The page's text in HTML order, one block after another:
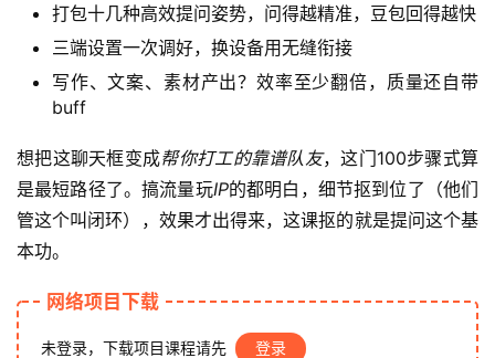
中
冒
泡
打包十几种高效提问姿势，问得越精准，豆包回得越快
三端设置一次调好，换设备用无缝衔接
写作、文案、素材产出？效率至少翻倍，质量还自带
buff
想把这聊天框变成帮你打工的靠谱队友，这门100步骤式算
是最短路径了。搞流量玩IP的都明白，细节抠到位了（他们
管这个叫闭环），效果才出得来，这课抠的就是提问这个基
本功。
网络项目下载
未登录，下载项目课程请先 登录